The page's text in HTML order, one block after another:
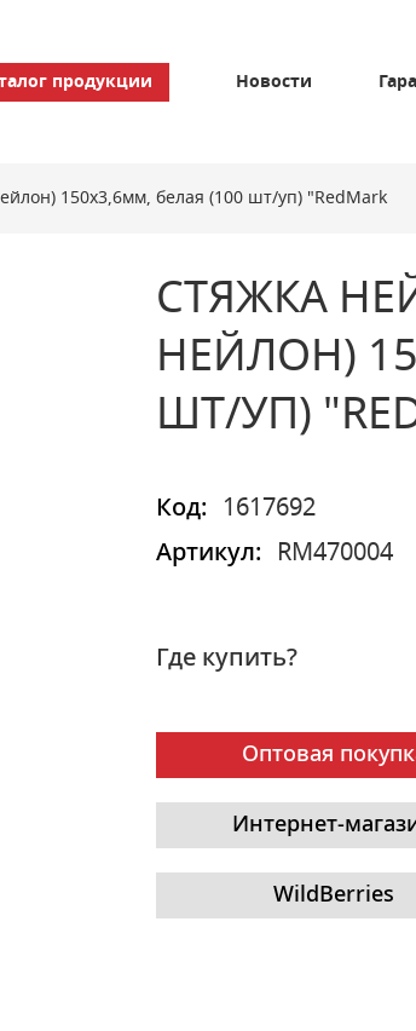
продукции Новости
150х3,6мм, белая (100 шт/уп) "RedMark
СТЯЖКА
НЕЙЛОН)
ШТ/УП)
Код:
1617692
Артикул:
RM470004
Где купить?
Оптовая
Интернет-
WildBerries